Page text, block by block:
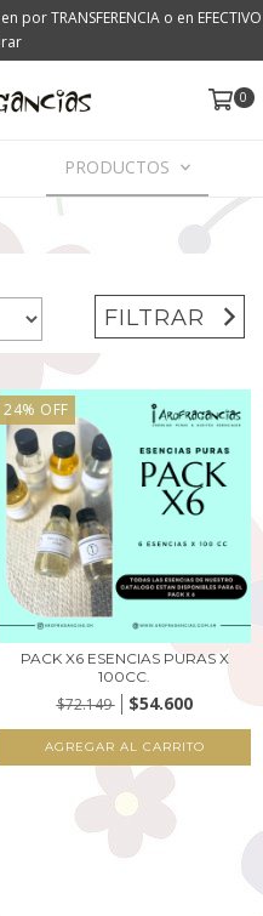
por TRANSFERENCIA o en EFECTIVO
0
PRODUCTOS
FILTRAR
24% OFF
PACK X6 ESENCIAS PURAS X
100CC.
$72.149 $54.600